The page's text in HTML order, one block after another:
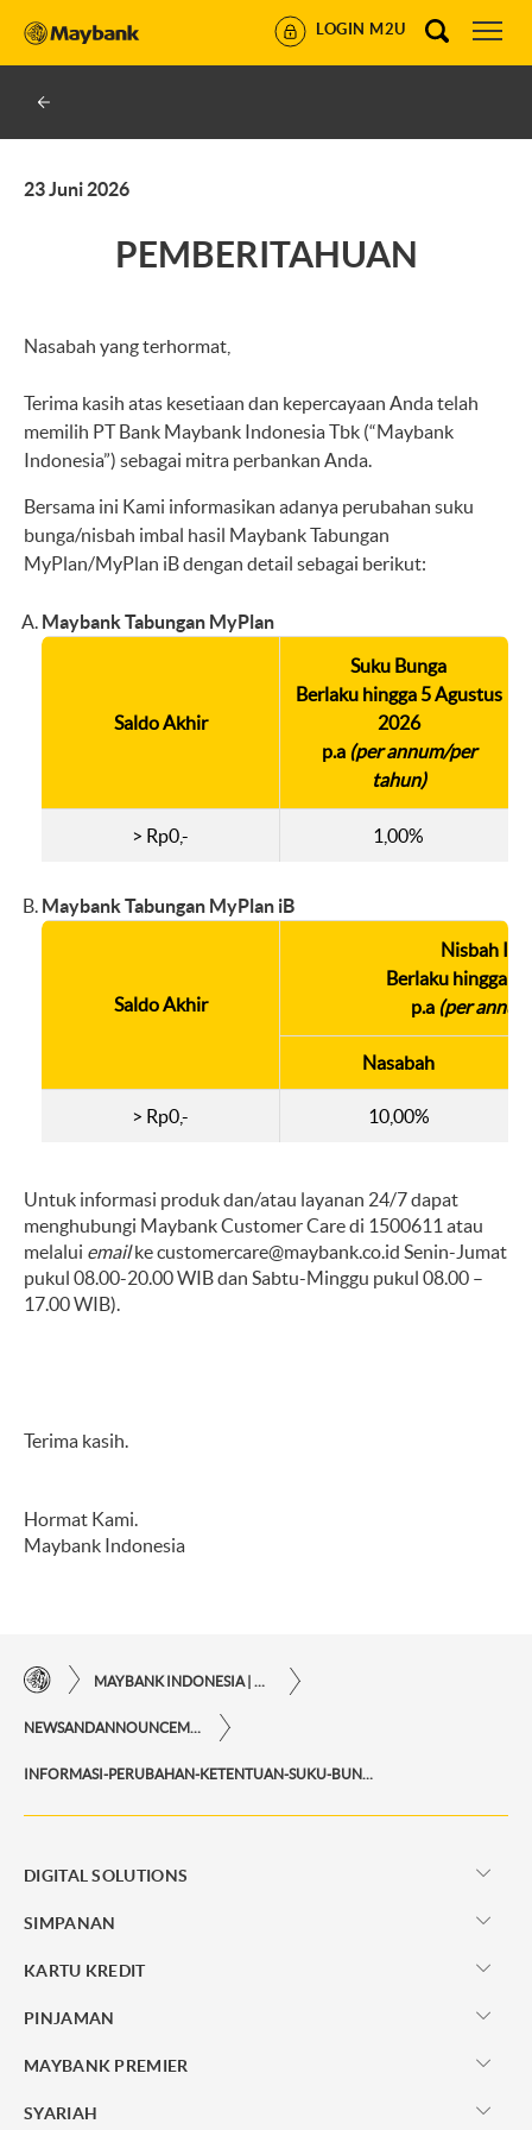
LOGIN M2U
23 Juni 2026
PEMBERITAHUAN
Nasabah yang terhormat,
Terima kasih atas kesetiaan dan kepercayaan Anda telah
memilih PT Bank Maybank Indonesia Tbk (“Maybank
Indonesia”) sebagai mitra perbankan Anda.
Bersama ini Kami informasikan adanya perubahan suku
bunga/nisbah imbal hasil Maybank Tabungan
MyPlan/MyPlan iB dengan detail sebagai berikut:
Maybank Tabungan MyPlan
Saldo Akhir
Suku Bunga
Berlaku hingga 5 Agustus
2026
p.a (per annum/per
tahun)
> Rp0,- 1,00%
Maybank Tabungan MyPlan iB
Saldo Akhir
Nisbah
Berlaku hingga
p.a (per
Nasabah
> Rp0,- 10,00%
Untuk informasi produk dan/atau layanan 24/7 dapat
menghubungi Maybank Customer Care di 1500611 atau
melalui emailkecustomercare@maybank.co.id Senin-Jumat
pukul 08.00-20.00 WIB dan Sabtu-Minggu pukul 08.00 –
17.00 WIB).
Terima kasih.
Hormat Kami.
Maybank Indonesia
DIGITAL SOLUTIONS
SIMPANAN
KARTU KREDIT
PINJAMAN
MAYBANK PREMIER
SYARIAH